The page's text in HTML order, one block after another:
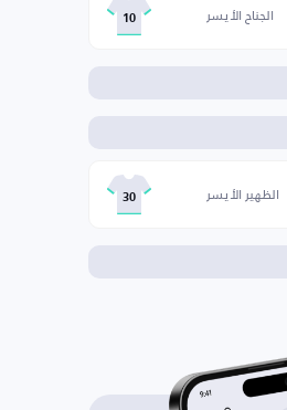
الجناح الأيسر 10
الظهير الأيسر 30